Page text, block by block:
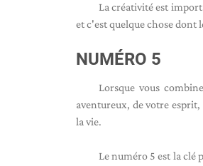
La créativité est
et c'est quelque chose dont
NUMÉRO 5
Lorsque vous
aventureux, de votre
la vie.
Le numéro 5 est la clé